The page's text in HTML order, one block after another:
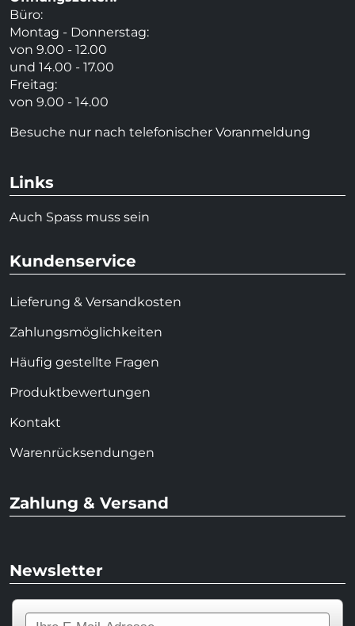
Büro:
Montag - Donnerstag:
von 9.00 - 12.00
und 14.00 - 17.00
Freitag:
von 9.00 - 14.00
Besuche nur nach telefonischer Voranmeldung
Links
Auch Spass muss sein
Kundenservice
Lieferung & Versandkosten
Zahlungsmöglichkeiten
Häufig gestellte Fragen
Produktbewertungen
Kontakt
Warenrücksendungen
Zahlung & Versand
Newsletter